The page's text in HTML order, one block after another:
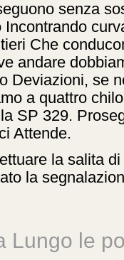
senza
Che
andare
Deviazioni, se
a quattro
SP 329.
Attende.
la salita
la
Lungo le